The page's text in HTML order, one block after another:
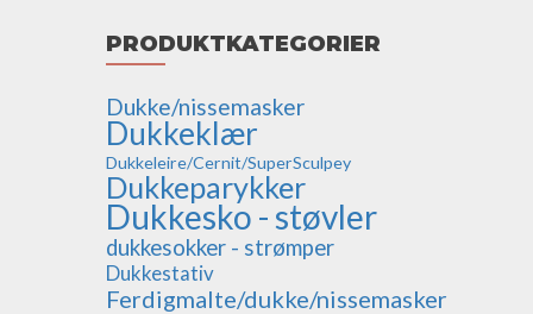
PRODUKTKATEGORIER
Dukke/nissemasker
Dukkeklær
Dukkeleire/Cernit/SuperSculpey
Dukkeparykker
Dukkesko - støvler
dukkesokker - strømper
Dukkestativ
Ferdigmalte/dukke/nissemasker